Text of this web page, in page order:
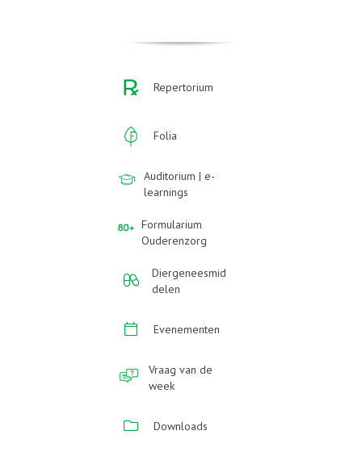
Repertorium
Folia
Auditorium | e-
learnings
Formularium
Ouderenzorg
Diergeneesmid
delen
Evenementen
Vraag van de
week
Downloads